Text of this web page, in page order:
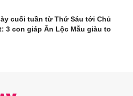
cuối tuần từ Thứ Sáu tới Chủ
3 con giáp Ăn Lộc Mẫu giàu to